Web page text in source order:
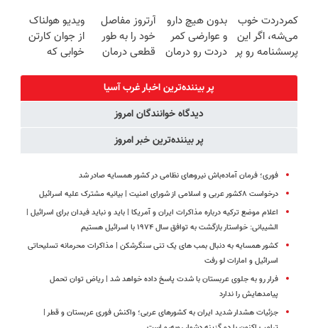
خرید40%تخفیف
سبک و مقاوم |
پرداخت قسطی
منزل + گارانتی
تعویض
برگردون
(40%off)
کمردردت خوب
می‌شه، اگر این
پرسشنامه رو پر
بدون هیچ دارو
و عوارضی کمر
دردت رو درمان
(پرسش‌نامه)
آرتروز مفاصل
خود را به طور
قطعی درمان
◗پرسش‌نامه◖
ویدیو هولناک
از جوان کارتن
خوابی که
پر بیننده‌ترین اخبار غرب آسیا
دیدگاه خوانندگان امروز
پر بیننده‌ترین خبر امروز
فوری؛ فرمان آماده‌باش نیروهای نظامی در کشور همسایه صادر شد
درخواست ۸کشور عربی و اسلامی از شورای امنیت | بیانیه مشترک علیه اسرائیل
اعلام موضع ترکیه درباره مذاکرات ایران و آمریکا | باید و نباید فیدان برای اسرائیل |
الشیبانی: خواستار بازگشت به توافق سال ۱۹۷۴ با اسرائیل هستیم
کشور همسایه به دنبال بمب های یک تنی سنگرشکن | مذاکرات محرمانه تسلیحاتی
اسرائیل و امارات لو رفت
فرار رو به جلوی عربستان با شدت پاسخ داده خواهد شد | ریاض توان تحمل
پیامدهایش را ندارد
جزئیات هشدار شدید ایران به کشورهای عربی؛ واکنش فوری عربستان و قطر |